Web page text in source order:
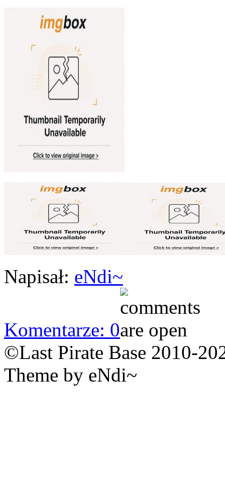
Napisał: eNdi~
Komentarze: 0
©Last Pirate Base 2010-
Theme by eNdi~